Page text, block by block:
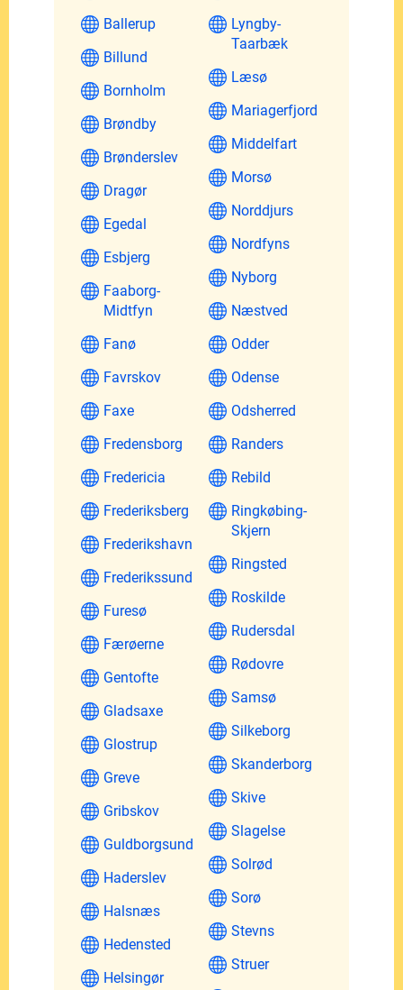
Ballerup
Billund
Bornholm
Brøndby
Brønderslev
Dragør
Egedal
Esbjerg
Faaborg-
Midtfyn
Fanø
Favrskov
Faxe
Fredensborg
Fredericia
Frederiksberg
Frederikshavn
Frederikssund
Furesø
Færøerne
Gentofte
Gladsaxe
Glostrup
Greve
Gribskov
Guldborgsund
Haderslev
Halsnæs
Hedensted
Helsingør
Lyngby-
Taarbæk
Læsø
Mariagerfjord
Middelfart
Morsø
Norddjurs
Nordfyns
Nyborg
Næstved
Odder
Odense
Odsherred
Randers
Rebild
Ringkøbing-
Skjern
Ringsted
Roskilde
Rudersdal
Rødovre
Samsø
Silkeborg
Skanderborg
Skive
Slagelse
Solrød
Sorø
Stevns
Struer